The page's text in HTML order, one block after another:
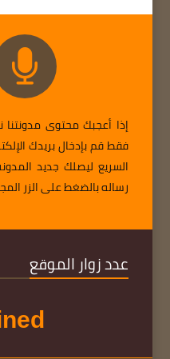
إذا أعجبك محتوى مدونتنا
فقط قم بإدخال بريدك
السريع ليصلك جديد
رساله بالضغط على الزر
عدد زوار الموقع
ned